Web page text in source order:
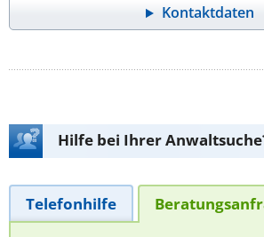
Kontaktdaten
Hilfe bei Ihrer
Telefonhilfe